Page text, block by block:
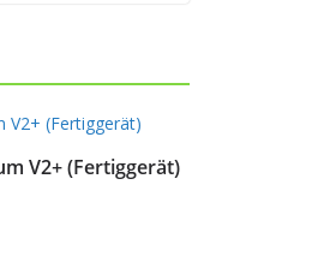
V2+ (Fertiggerät)